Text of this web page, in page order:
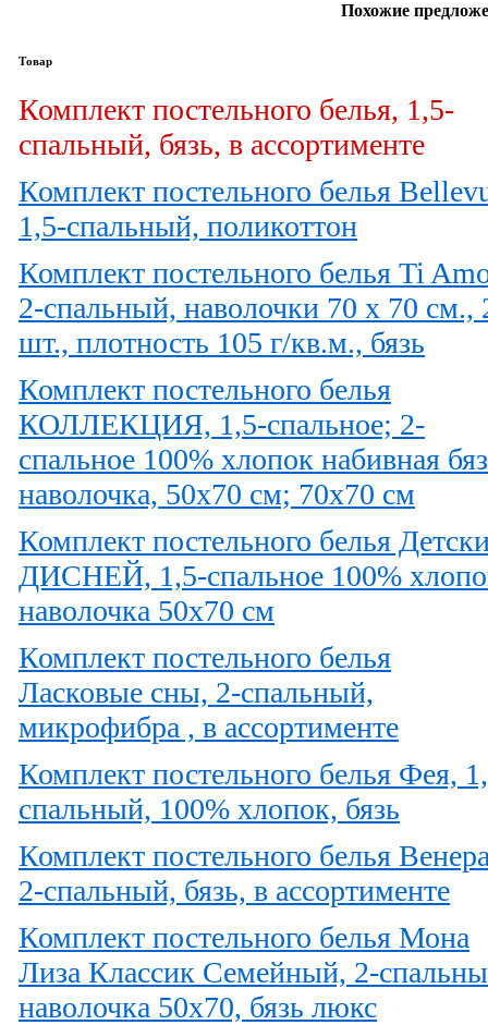
Похожие
Товар
Комплект постельного белья, 1,5-
спальный, бязь, в ассортименте
Комплект постельного белья
1,5-спальный, поликоттон
Комплект постельного белья Ti
2-спальный, наволочки 70 х 70 см.,
шт., плотность 105 г/кв.м., бязь
Комплект постельного белья
КОЛЛЕКЦИЯ, 1,5-спальное; 2-
спальное 100% хлопок набивная
наволочка, 50x70 см; 70x70 см
Комплект постельного белья
ДИСНЕЙ, 1,5-спальное 100%
наволочка 50x70 см
Комплект постельного белья
Ласковые сны, 2-спальный,
микрофибра , в ассортименте
Комплект постельного белья Фея,
спальный, 100% хлопок, бязь
Комплект постельного белья
2-спальный, бязь, в ассортименте
Комплект постельного белья Мона
Лиза Классик Семейный, 2-
наволочка 50х70, бязь люкс